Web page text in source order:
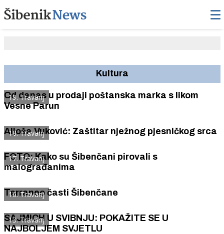
Kultura
19. Travanj
Od danas u prodaji poštanska marka s likom
Vesne Parun
18. Travanj
Aljoša Vuković: Zaštitar nježnog pjesničkog srca
17. Travanj
FOTO: Kako su Šibenčani pirovali s
malograđanima
16. Travanj
Terraneo časti Šibenčane
13. Travanj
SAJMICH U SVIBNJU: POKAŽITE SE U
NAJBOLJEM SVJETLU